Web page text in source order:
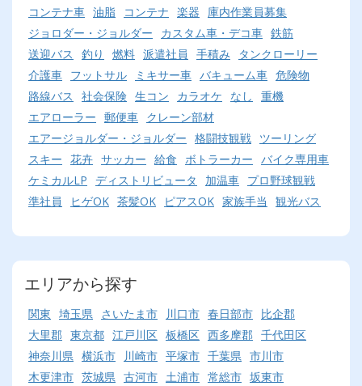
コンテナ車 油脂 コンテナ 楽器
庫内作業員募集
ジョロダー・ジョルダー
カスタム車・デコ車 鉄筋
送迎バス
釣り 燃料 派遣社員 手積み
タンクローリー
介護車 フットサル ミキサー車 バキューム車 危険物
路線バス
社会保険 生コン カラオケ なし
重機
エアローラー 郵便車 クレーン部材
エアージョルダー・ジョルダー 格闘技観戦 ツーリング
スキー 花卉 サッカー 給食 ボトラーカー バイク専用車
ケミカルLP ディストリビュータ 加温車 プロ野球観戦
準社員
ヒゲOK 茶髪OK ピアスOK 家族手当 観光バス
エリアから探す
関東 埼玉県 さいたま市 川口市 春日部市 比企郡
大里郡 東京都 江戸川区 板橋区 西多摩郡 千代田区
神奈川県 横浜市 川崎市 平塚市 千葉県 市川市
木更津市 茨城県 古河市 土浦市 常総市 坂東市